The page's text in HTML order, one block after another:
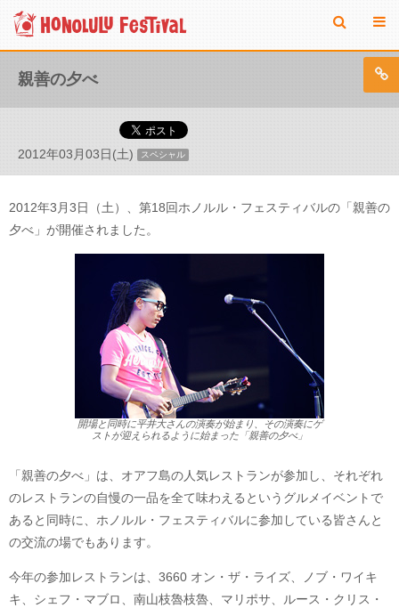
親善の夕べ
2012年03月03日(土) スペシャル
2012年3月3日（土）、第18回ホノルル・フェスティバルの「親善の
夕べ」が開催されました。
開場と同時に平井大さんの演奏が始まり、その演奏にゲ
ストが迎えられるように始まった「親善の夕べ」
「親善の夕べ」は、オアフ島の人気レストランが参加し、それぞれ
のレストランの自慢の一品を全て味わえるというグルメイベントで
あると同時に、ホノルル・フェスティバルに参加している皆さんと
の交流の場でもあります。
今年の参加レストランは、3660 オン・ザ・ライズ、ノブ・ワイキ
キ、シェフ・マブロ、南山枝魯枝魯、マリポサ、ルース・クリス・